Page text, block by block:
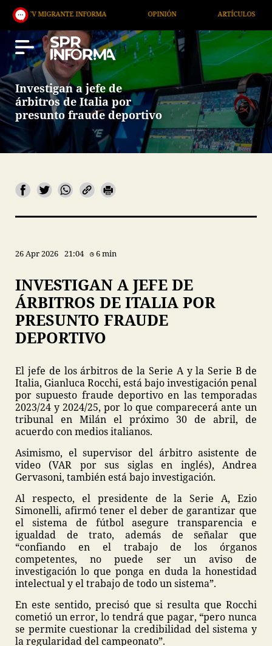
INFORMA
Investigan a jefe de
árbitros de Italia por
presunto fraude deportivo
26 Apr 2026 21:04 6 min
INVESTIGAN A JEFE DE
ÁRBITROS DE ITALIA POR
PRESUNTO FRAUDE
DEPORTIVO
El jefe de los árbitros de la Serie A y la Serie B de
Italia, Gianluca Rocchi, está bajo investigación penal
por supuesto fraude deportivo en las temporadas
2023/24 y 2024/25, por lo que comparecerá ante un
tribunal en Milán el próximo 30 de abril, de
acuerdo con medios italianos.
Asimismo, el supervisor del árbitro asistente de
video (VAR por sus siglas en inglés), Andrea
Gervasoni, también está bajo investigación.
Al respecto, el presidente de la Serie A, Ezio
Simonelli, afirmó tener el deber de garantizar que
el sistema de fútbol asegure transparencia e
igualdad de trato, además de señalar que
“confiando en el trabajo de los órganos
competentes, no puede ser un aviso de
investigación lo que ponga en duda la honestidad
intelectual y el trabajo de todo un sistema”.
En este sentido, precisó que si resulta que Rocchi
cometió un error, lo tendrá que pagar, “pero nunca
se permite cuestionar la credibilidad del sistema y
la regularidad del campeonato”.